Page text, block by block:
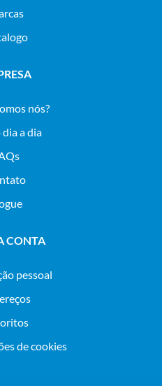
nós?
a dia
CONTA
pessoal
de cookies